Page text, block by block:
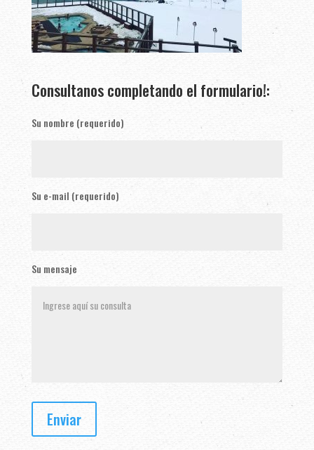
Consultanos completando el formulario!:
Su nombre (requerido)
Su e-mail (requerido)
Su mensaje